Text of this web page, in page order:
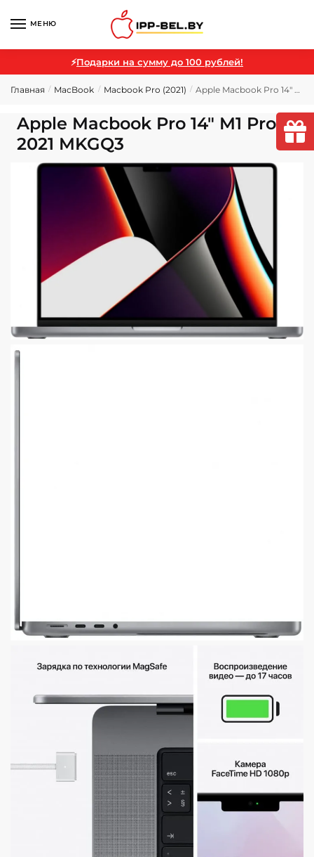
МЕНЮ
⚡Подарки на сумму до 100 рублей!
Главная / MacBook / Macbook Pro (2021) / Apple Macbook Pro 14″ M1 Pro 2021 MKGQ3
Apple Macbook Pro 14″ M1 Pro
2021 MKGQ3